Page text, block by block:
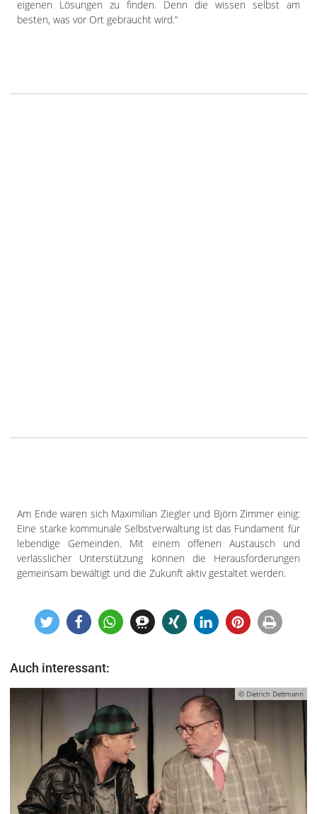
eigenen Lösungen zu finden. Denn die wissen selbst am
besten, was vor Ort gebraucht wird.“
Am Ende waren sich Maximilian Ziegler und Björn Zimmer einig:
Eine starke kommunale Selbstverwaltung ist das Fundament für
lebendige Gemeinden. Mit einem offenen Austausch und
verlässlicher Unterstützung können die Herausforderungen
gemeinsam bewältigt und die Zukunft aktiv gestaltet werden.
Auch interessant:
© Dietrich Dettmann